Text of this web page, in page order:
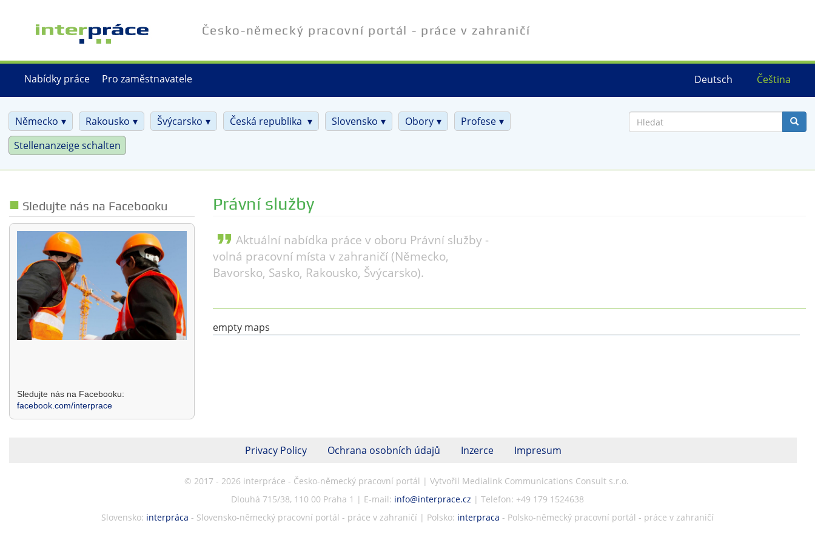
hlavnímu
Čeština
Deutsch
Česko-německý pracovní portál - práce v zahraničí
Nabídky práce Pro zaměstnavatele
Německo Rakousko Švýcarsko Česká republika Slovensko Obory
Profese
Stellenanzeige schalten
Sledujte nás na Facebooku
Sledujte nás na Facebooku:
facebook.com/interprace
Právní služby
format_quote Aktuální nabídka práce v oboru Právní služby -
volná pracovní místa v zahraničí (Německo,
Bavorsko, Sasko, Rakousko, Švýcarsko).
empty maps
Privacy Policy Ochrana osobních údajů Inzerce Impresum
© 2017 - 2026 interpráce - Česko-německý pracovní portál | Vytvořil Medialink Communications Consult s.r.o.
Dlouhá 715/38, 110 00 Praha 1 | E-mail: info@interprace.cz | Telefon: +49 179 1524638
Slovensko: interpráca - Slovensko-německý pracovní portál - práce v zahraničí | Polsko: interpraca - Polsko-německý pracovní portál - práce v zahraničí